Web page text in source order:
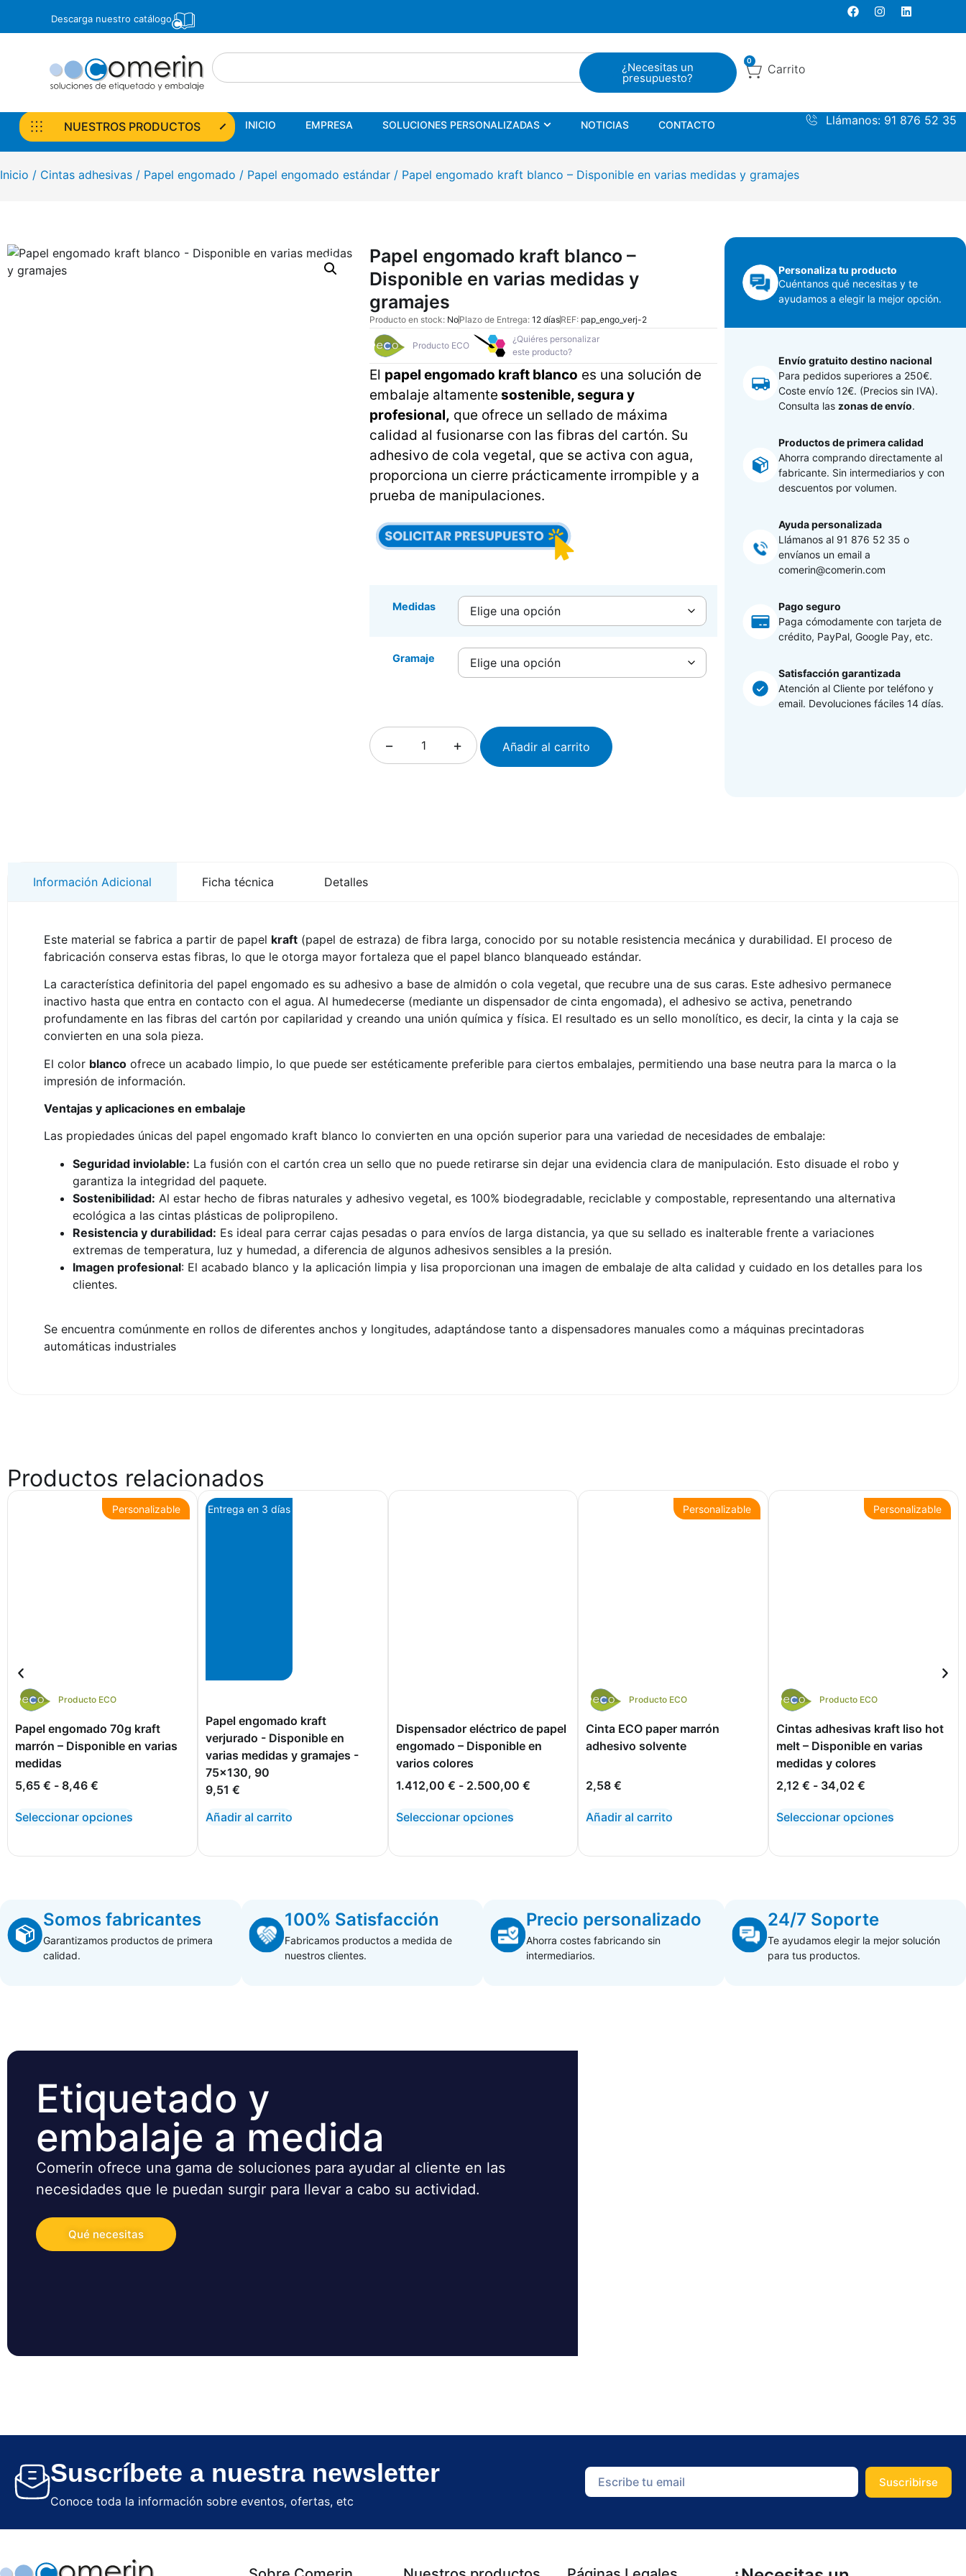
Descarga nuestro catálogo
¿Necesitas un
presupuesto?
0
Carrito
NUESTROS PRODUCTOS INICIO EMPRESA SOLUCIONES PERSONALIZADAS NOTICIAS CONTACTO Llámanos: 91 876 52 35
Inicio / Cintas adhesivas / Papel engomado / Papel engomado estándar / Papel engomado kraft blanco – Disponible en varias medidas y gramajes
Papel engomado kraft blanco –
Disponible en varias medidas y
gramajes
Producto en stock: NoPlazo de Entrega: 12 díasREF: pap_engo_verj-2
Producto ECO
¿Quiéres personalizar
este producto?
El papel engomado kraft blanco es una solución de
embalaje altamente sostenible, segura y
profesional, que ofrece un sellado de máxima
calidad al fusionarse con las fibras del cartón. Su
adhesivo de cola vegetal, que se activa con agua,
proporciona un cierre prácticamente irrompible y a
prueba de manipulaciones.
Medidas
Gramaje
− + Añadir al carrito
Personaliza tu producto
Cuéntanos qué necesitas y te
ayudamos a elegir la mejor opción.
Envío gratuito destino nacional
Para pedidos superiores a 250€.
Coste envío 12€. (Precios sin IVA).
Consulta las zonas de envío.
Productos de primera calidad
Ahorra comprando directamente al
fabricante. Sin intermediarios y con
descuentos por volumen.
Ayuda personalizada
Llámanos al 91 876 52 35 o
envíanos un email a
comerin@comerin.com
Pago seguro
Paga cómodamente con tarjeta de
crédito, PayPal, Google Pay, etc.
Satisfacción garantizada
Atención al Cliente por teléfono y
email. Devoluciones fáciles 14 días.
Información Adicional Ficha técnica Detalles
Este material se fabrica a partir de papel kraft (papel de estraza) de fibra larga, conocido por su notable resistencia mecánica y durabilidad. El proceso de
fabricación conserva estas fibras, lo que le otorga mayor fortaleza que el papel blanco blanqueado estándar.
La característica definitoria del papel engomado es su adhesivo a base de almidón o cola vegetal, que recubre una de sus caras. Este adhesivo permanece
inactivo hasta que entra en contacto con el agua. Al humedecerse (mediante un dispensador de cinta engomada), el adhesivo se activa, penetrando
profundamente en las fibras del cartón por capilaridad y creando una unión química y física. El resultado es un sello monolítico, es decir, la cinta y la caja se
convierten en una sola pieza.
El color blanco ofrece un acabado limpio, lo que puede ser estéticamente preferible para ciertos embalajes, permitiendo una base neutra para la marca o la
impresión de información.
Ventajas y aplicaciones en embalaje
Las propiedades únicas del papel engomado kraft blanco lo convierten en una opción superior para una variedad de necesidades de embalaje:
Seguridad inviolable: La fusión con el cartón crea un sello que no puede retirarse sin dejar una evidencia clara de manipulación. Esto disuade el robo y
garantiza la integridad del paquete.
Sostenibilidad: Al estar hecho de fibras naturales y adhesivo vegetal, es 100% biodegradable, reciclable y compostable, representando una alternativa
ecológica a las cintas plásticas de polipropileno.
Resistencia y durabilidad: Es ideal para cerrar cajas pesadas o para envíos de larga distancia, ya que su sellado es inalterable frente a variaciones
extremas de temperatura, luz y humedad, a diferencia de algunos adhesivos sensibles a la presión.
Imagen profesional: El acabado blanco y la aplicación limpia y lisa proporcionan una imagen de embalaje de alta calidad y cuidado en los detalles para los
clientes.
Se encuentra comúnmente en rollos de diferentes anchos y longitudes, adaptándose tanto a dispensadores manuales como a máquinas precintadoras
automáticas industriales
Productos relacionados
Personalizable
Producto ECO
Papel engomado 70g kraft
marrón – Disponible en varias
medidas
5,65 € - 8,46 €
Seleccionar opciones
Entrega en 3 días
Papel engomado kraft
verjurado - Disponible en
varias medidas y gramajes -
75x130, 90
9,51 €
Añadir al carrito
Dispensador eléctrico de papel
engomado – Disponible en
varios colores
1.412,00 € - 2.500,00 €
Seleccionar opciones
Personalizable
Producto ECO
Cinta ECO paper marrón
adhesivo solvente
2,58€
Añadir al carrito
Personalizable
Producto ECO
Cintas adhesivas kraft liso hot
melt – Disponible en varias
medidas y colores
2,12€ - 34,02€
Seleccionar opciones
Somos fabricantes
Garantizamos productos de primera
calidad.
100% Satisfacción
Fabricamos productos a medida de
nuestros clientes.
Precio personalizado
Ahorra costes fabricando sin
intermediarios.
24/7 Soporte
Te ayudamos elegir la mejor solución
para tus productos.
Etiquetado y
embalaje a medida
Comerin ofrece una gama de soluciones para ayudar al cliente en las
necesidades que le puedan surgir para llevar a cabo su actividad.
Qué necesitas
Suscríbete a nuestra newsletter
Conoce toda la información sobre eventos, ofertas, etc
Suscribirse